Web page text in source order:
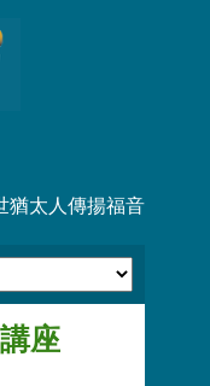
猶太人傳揚福音
座